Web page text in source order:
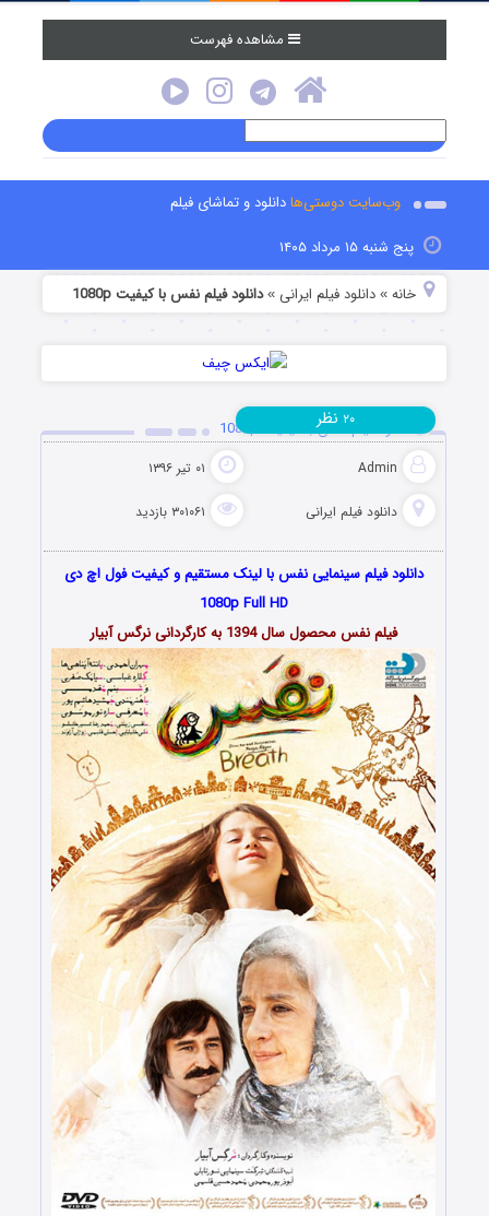
مشاهده فهرست
وب‌سایت دوستی‌هادانلود و تماشای فیلم
پنج شنبه ۱۵ مرداد ۱۴۰۵
خانه »دانلود فیلم‌ ایرانی »دانلود فیلم نفس با کیفیت 1080p
دانلود فیلم نفس با کیفیت 1080p
Admin ۰۱ تیر ۱۳۹۶
دانلود فیلم‌ ایرانی ۳۰۱۰۶۱ بازدید
۲۰ نظر
دانلود فیلم سینمایی نفسبا لینکمستقیمو کیفیتفول اچ دی
1080p Full HD
فیلم نفس محصول سال 1394 به کارگردانی نرگس آبیار